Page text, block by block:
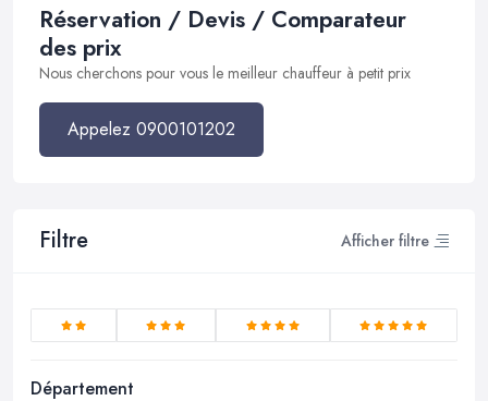
Réservation / Devis / Comparateur
des prix
Nous cherchons pour vous le meilleur chauffeur à petit prix
Appelez 0900101202
Filtre Afficher filtre
Département